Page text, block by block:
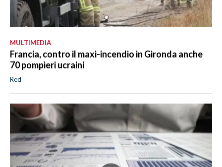
MULTIMEDIA
Francia, contro il maxi-incendio in Gironda anche
70 pompieri ucraini
Red